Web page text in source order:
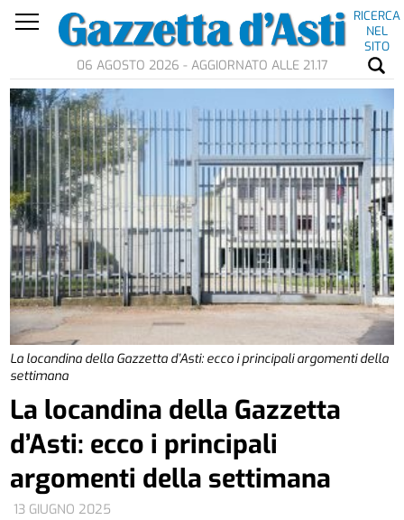
RICERCA
NEL
SITO
06 AGOSTO 2026 - AGGIORNATO ALLE 21.17
La locandina della Gazzetta d’Asti: ecco i principali argomenti della
settimana
13 GIUGNO 2025
La locandina della Gazzetta
d’Asti: ecco i principali
argomenti della settimana